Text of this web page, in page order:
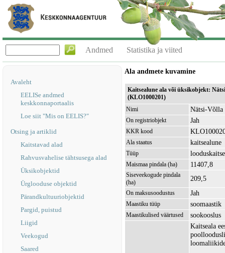
Andmed Statistika ja viited
Avaleht
EELISe andmed
keskkonnaportaalis
Loe siit "Mis on EELIS?"
Otsing ja artiklid
Kaitstavad alad
Rahvusvahelise tähtsusega alad
Üksikobjektid
Ürglooduse objektid
Pärandkultuuriobjektid
Pargid, puistud
Liigid
Veekogud
Saared
Ala andmete kuvamine
Kaitsealune ala või üksikobjekt:
(KLO1000201)
Nimi
Nätsi-Võlla
On registriobjekt Jah
KKR kood
Ala staatus kaitsealune
Tüüp
Maismaa pindala (ha) 11407,8
Siseveekogude pindala
(ha)
209,5
On maksusoodustus Jah
Maastiku tüüp soomaastik
Maastikulised väärtused sookooslus
Kaitseala